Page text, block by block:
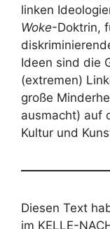
linken
Woke-Doktrin,
Ideen sind die
(extremen)
große
ausmacht) auf
Kultur und
Diesen Text
im KELLE-